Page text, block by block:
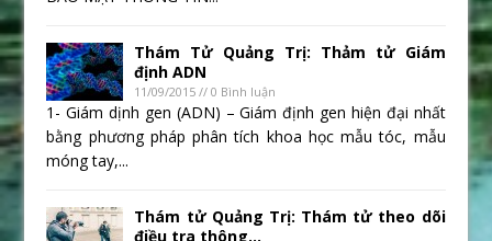
Thám Tử Quảng Trị: Thảm tử Giám
định ADN
11/09/2015 // 0 Bình luận
1- Giám dịnh gen (ADN) – Giám định gen hiện đại nhất
bằng phương pháp phân tích khoa học mẫu tóc, mẫu
móng tay,...
Thám tử Quảng Trị: Thám tử theo dõi
điều tra thông...